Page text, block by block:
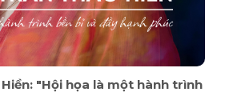
"Hội họa là một hành trình